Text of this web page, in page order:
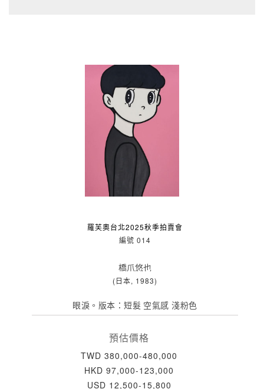
羅芙奧台北2025秋季拍賣會
編號 014
橋爪悠也
(日本, 1983)
眼淚。版本：短髮 空氣感 淺粉色
預估價格
TWD 380,000-480,000
HKD 97,000-123,000
USD 12,500-15,800